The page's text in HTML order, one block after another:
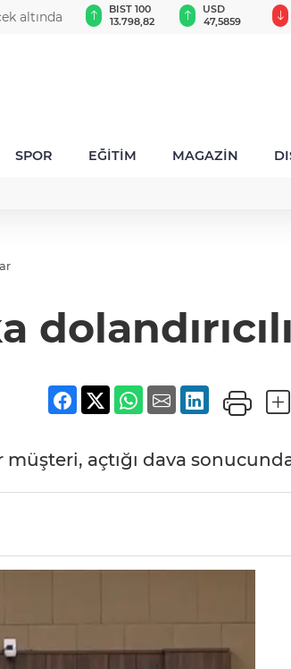
altında
GAU/TRY
6.485,97
BIST 100
13.798,82
USD
47,5859
SPOR EĞİTİM MAGAZİN
müşteri, açtığı dava